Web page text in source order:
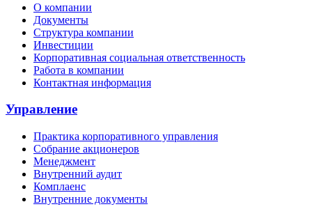
О компании
Документы
Структура компании
Инвестиции
Корпоративная социальная ответственность
Работа в компании
Контактная информация
Управление
Практика корпоративного управления
Собрание акционеров
Менеджмент
Внутренний аудит
Комплаенс
Внутренние документы